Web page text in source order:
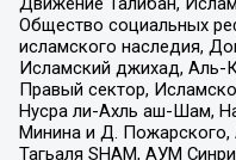
Общество социальных
исламского наследия,
Исламский джихад, Аль-
Правый сектор,
Нусра ли-Ахль аш-Шам,
Минина и Д. Пожарского,
Тагьаля SHAM, АУМ